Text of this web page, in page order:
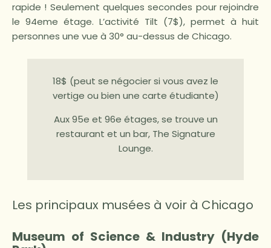
rapide ! Seulement quelques secondes pour rejoindre
le 94eme étage. L’activité Tilt (7$), permet à huit
personnes une vue à 30° au-dessus de Chicago.
18$ (peut se négocier si vous avez le
vertige ou bien une carte étudiante)
Aux 95e et 96e étages, se trouve un
restaurant et un bar, The Signature
Lounge.
Les principaux musées à voir à Chicago
Museum of Science & Industry (Hyde